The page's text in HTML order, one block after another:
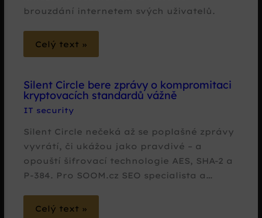
brouzdání internetem svých uživatelů.
Celý text »
Silent Circle bere zprávy o kompromitaci
kryptovacích standardů vážně
IT security
Silent Circle nečeká až se poplašné zprávy
vyvrátí, či ukážou jako pravdivé – a
opouští šifrovací technologie AES, SHA-2 a
P-384. Pro SOOM.cz SEO specialista a…
Celý text »